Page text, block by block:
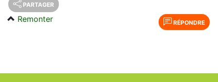
PARTAGER
RÉPONDRE
Remonter